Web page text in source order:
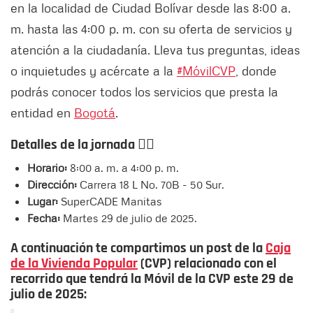
en la localidad de Ciudad Bolívar desde las 8:00 a.
m. hasta las 4:00 p. m. con su oferta de servicios y
atención a la ciudadanía. Lleva tus preguntas, ideas
o inquietudes y acércate a la #MóvilCVP , donde
podrás conocer todos los servicios que presta la
entidad en Bogotá.
Detalles de la jornada👇🏻
Horario: 8:00 a. m. a 4:00 p. m.
Dirección: Carrera 18 L No. 70B - 50 Sur.
Lugar: SuperCADE Manitas
Fecha: Martes 29 de julio de 2025.
A continuación te compartimos un post de laCaja
de la Vivienda Popular(CVP) relacionado con el
recorrido que tendrá la Móvil de la CVP este 29 de
julio de 2025: